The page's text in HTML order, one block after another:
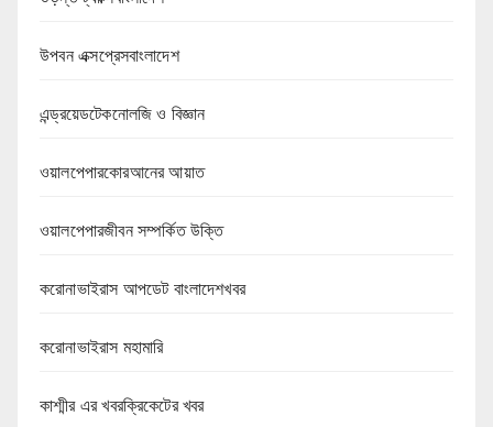
উপবন এক্সপ্রেসবাংলাদেশ
এন্ড্রয়েডটেকনোলজি ও বিজ্ঞান
ওয়ালপেপারকোরআনের আয়াত
ওয়ালপেপারজীবন সম্পর্কিত উক্তি
করোনাভাইরাস আপডেট বাংলাদেশখবর
করোনাভাইরাস মহামারি
কাশ্মীর এর খবরক্রিকেটের খবর